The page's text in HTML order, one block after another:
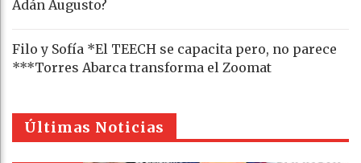
Adán Augusto?
Filo y Sofía *El TEECH se capacita pero, no parece
***Torres Abarca transforma el Zoomat
Últimas Noticias